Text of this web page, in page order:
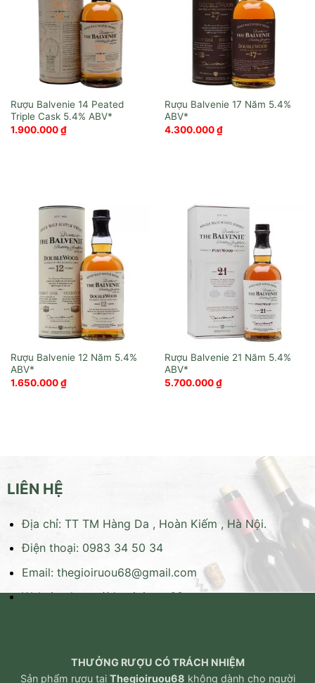
Rượu Balvenie 14 Peated
Triple Cask
1.900.000₫
Rượu Balvenie 17 Năm
4.300.000₫
Rượu Balvenie 12 Năm
1.650.000₫
Rượu Balvenie 21 Năm
5.700.000₫
LIÊN HỆ
Địa chỉ: TT TM Hàng Da , Hoàn Kiếm , Hà Nội.
Điện thoại: 0983 34 50 34
Email: thegioiruou68@gmail.com
Website:https://thegioiruou68.com
THƯỞNG RƯỢU CÓ TRÁCH NHIỆM
Sản phẩm rượu tại Thegioiruou68 không dành cho người